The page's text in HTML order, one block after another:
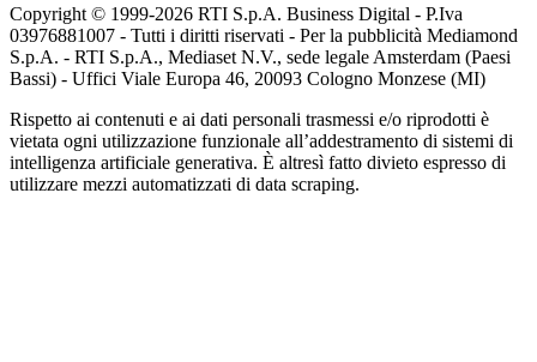
Copyright © 1999-2026 RTI S.p.A. Business Digital - P.Iva
03976881007 - Tutti i diritti riservati - Per la pubblicità Mediamond
S.p.A. - RTI S.p.A., Mediaset N.V., sede legale Amsterdam (Paesi
Bassi) - Uffici Viale Europa 46, 20093 Cologno Monzese (MI)
Rispetto ai contenuti e ai dati personali trasmessi e/o riprodotti è
vietata ogni utilizzazione funzionale all’addestramento di sistemi di
intelligenza artificiale generativa. È altresì fatto divieto espresso di
utilizzare mezzi automatizzati di data scraping.